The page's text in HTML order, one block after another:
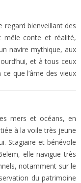
regard bienveillant des
mêle conte et réalité,
navire mythique, aux
et à tous ceux
que l’âme des vieux
mers et océans, en
à la voile très jeune
Stagiaire et bénévole
elle navigue très
notamment sur le
du patrimoine